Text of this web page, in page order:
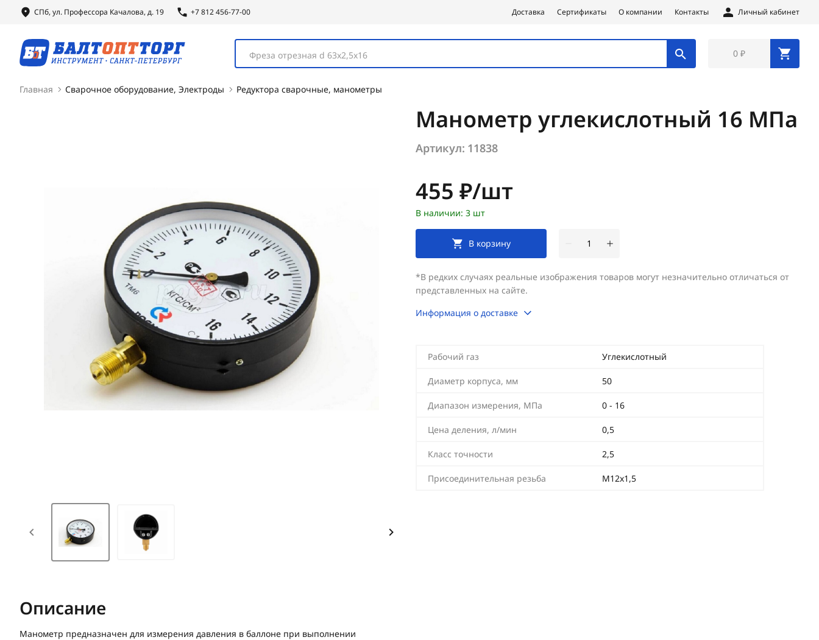
СПб, ул. Профессора Качалова, д. 19 +7 812 456-77-00 Доставка Сертификаты О компании Контакты Личный кабинет
Фреза отрезная d 63х2,5х16 0 ₽
Главная Сварочное оборудование, Электроды Редуктора сварочные, манометры
Манометр углекислотный 16 МПа
Артикул: 11838
Цена:
455 ₽/шт
В наличии: 3 шт
В корзину
*В редких случаях реальные изображения товаров могут незначительно отличаться от
представленных на сайте.
Информация о доставке
Рабочий газ Углекислотный
Диаметр корпуса, мм 50
Диапазон измерения, МПа 0 - 16
Цена деления, л/мин 0,5
Класс точности 2,5
Присоединительная резьба М12x1,5
Описание
Манометр предназначен для измерения давления в баллоне при выполнении